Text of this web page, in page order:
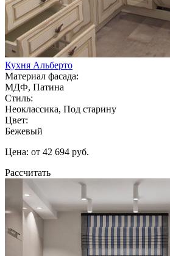
Кухня Альберто
Материал фасада:
МДФ, Патина
Стиль:
Неоклассика, Под старину
Цвет:
Бежевый
Цена: от 42 694 руб.
Рассчитать